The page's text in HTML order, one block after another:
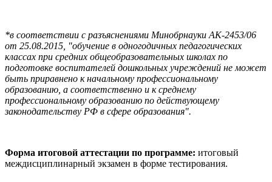
*в соответствии с разъяснениями Минобрнауки АК-2453/06
от 25.08.2015, "обучение в одногодичных педагогических
классах при средних общеобразовательных школах по
подготовке воспитателей дошкольных учреждений не может
быть приравнено к начальному профессиональному
образованию, а соответственно и к среднему
профессиональному образованию по действующему
законодательству РФ в сфере образования".
Форма итоговой аттестации по программе: итоговый
междисциплинарный экзамен в форме тестирования.